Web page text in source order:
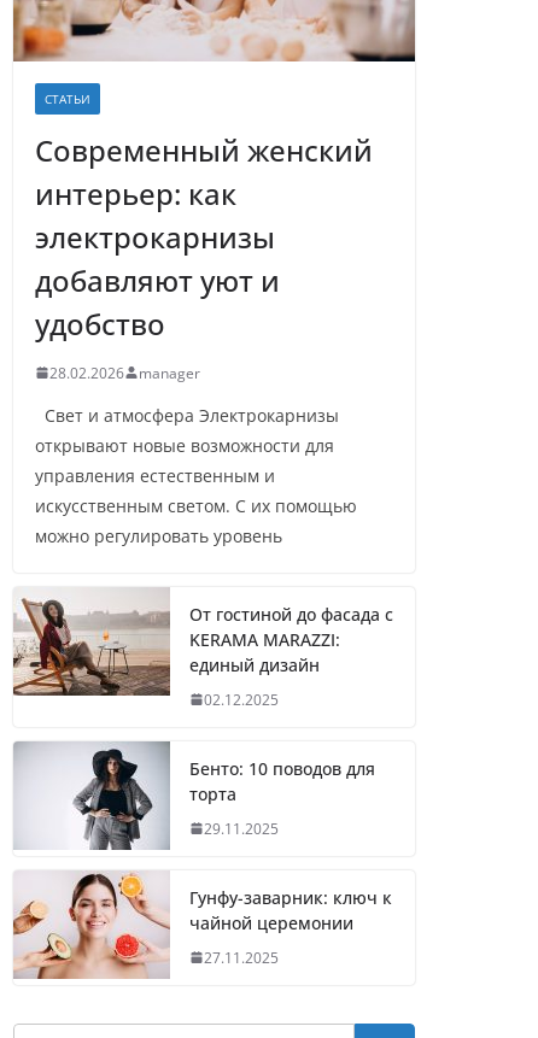
СТАТЬИ
Современный женский
интерьер: как
электрокарнизы
добавляют уют и
удобство
28.02.2026 manager
Свет и атмосфера Электрокарнизы
открывают новые возможности для
управления естественным и
искусственным светом. С их помощью
можно регулировать уровень
От гостиной до фасада с
KERAMA MARAZZI:
единый дизайн
02.12.2025
Бенто: 10 поводов для
торта
29.11.2025
Гунфу-заварник: ключ к
чайной церемонии
27.11.2025